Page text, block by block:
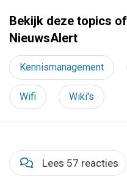
Bekijk deze topics
NieuwsAlert
Kennismanagement
Wifi Wiki's
Lees 57 reacties